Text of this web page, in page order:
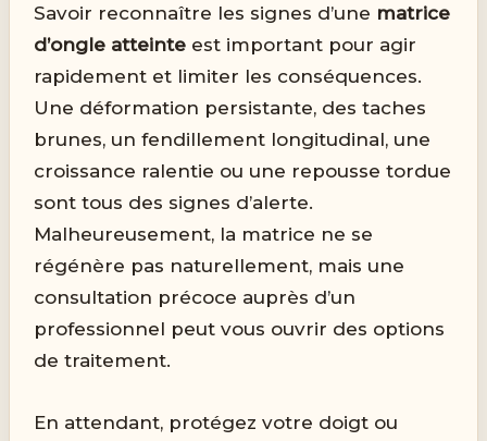
Savoir reconnaître les signes d’une matrice
d’ongle atteinte est important pour agir
rapidement et limiter les conséquences.
Une déformation persistante, des taches
brunes, un fendillement longitudinal, une
croissance ralentie ou une repousse tordue
sont tous des signes d’alerte.
Malheureusement, la matrice ne se
régénère pas naturellement, mais une
consultation précoce auprès d’un
professionnel peut vous ouvrir des options
de traitement.
En attendant, protégez votre doigt ou